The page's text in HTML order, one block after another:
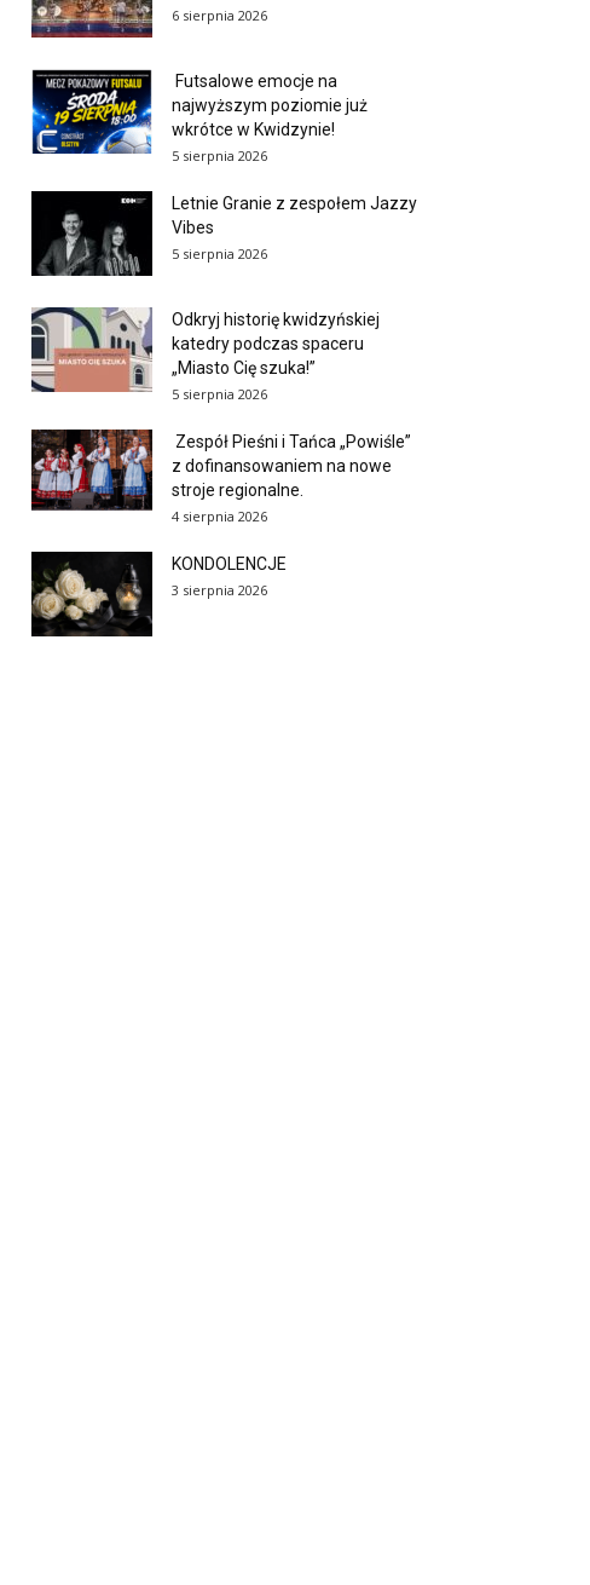
6 sierpnia 2026
Futsalowe emocje na
najwyższym poziomie już
wkrótce w Kwidzynie!
5 sierpnia 2026
Letnie Granie z zespołem Jazzy
Vibes
5 sierpnia 2026
Odkryj historię kwidzyńskiej
katedry podczas spaceru
„Miasto Cię szuka!”
5 sierpnia 2026
Zespół Pieśni i Tańca „Powiśle”
z dofinansowaniem na nowe
stroje regionalne.
4 sierpnia 2026
KONDOLENCJE
3 sierpnia 2026